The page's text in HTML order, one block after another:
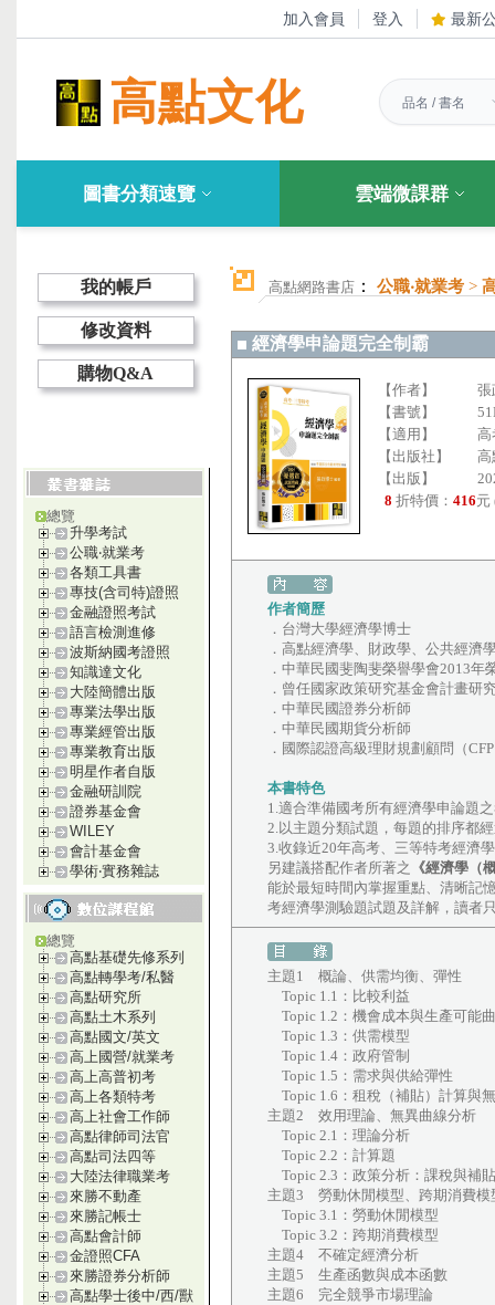
加入會員 登入 最新
高點文化
圖書分類速覽 雲端微課群
我的帳戶
修改資料
購物Q&A
總覽
升學考試
公職‧就業考
各類工具書
專技(含司特)證照
金融證照考試
語言檢測進修
波斯納國考證照
知識達文化
大陸簡體出版
專業法學出版
專業經管出版
專業教育出版
明星作者自版
金融研訓院
證券基金會
WILEY
會計基金會
學術‧實務雜誌
總覽
高點基礎先修系列
高點轉學考/私醫
高點研究所
高點土木系列
高點國文/英文
高上國營/就業考
高上高普初考
高上各類特考
高上社會工作師
高點律師司法官
高點司法四等
大陸法律職業考
來勝不動產
來勝記帳士
高點會計師
金證照CFA
來勝證券分析師
高點學士後中/西/獸
高點網路書店 ： 公職‧就業考 >
經濟學申論題完全制霸
【作者】
【書號】
【適用】
高
【出版社】
高
【出版】
8 折特價： 416元
作者簡歷
．台灣大學經濟學博士
．高點經濟學、財政學、公共經濟
．中華民國斐陶斐榮譽學會2013年
．曾任國家政策研究基金會計畫研
．中華民國證券分析師
．中華民國期貨分析師
．國際認證高級理財規劃顧問（
本書特色
1.適合準備國考所有經濟學申論題
2.以主題分類試題，每題的排序都
3.收錄近20年高考、三等特考經濟
另建議搭配作者所著之 《經濟學（
能於最短時間內掌握重點、清晰記
考經濟學測驗題試題及詳解，讀者
主題1 概論、供需均衡、彈性
Topic 1.1：比較利益
Topic 1.2：機會成本與生產可能
Topic 1.3：供需模型
Topic 1.4：政府管制
Topic 1.5：需求與供給彈性
Topic 1.6：租稅（補貼）計算與
主題2 效用理論、無異曲線分析
Topic 2.1：理論分析
Topic 2.2：計算題
Topic 2.3：政策分析：課稅與補貼
主題3 勞動休閒模型、跨期消費模
Topic 3.1：勞動休閒模型
Topic 3.2：跨期消費模型
主題4 不確定經濟分析
主題5 生產函數與成本函數
主題6 完全競爭市場理論